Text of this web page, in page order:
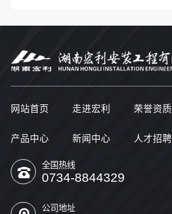
网站首页 走进宏利 荣誉资质
产品中心 新闻中心 人才招聘
全国热线
0734-8844329
公司地址